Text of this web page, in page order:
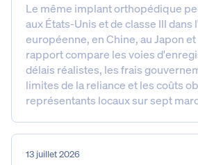
Le même implant orthopédique
aux États-Unis et de classe III dans
européenne, en Chine, au Japon
rapport compare les voies
délais réalistes, les frais
limites de la reliance et les coûts
représentants locaux sur sept
13 juillet 2026